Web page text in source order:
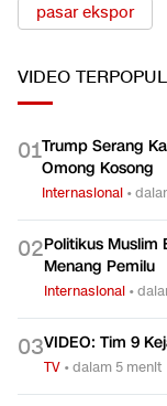
pasar ekspor
VIDEO
01Trump Serang
Omong Kosong
Internasional •
02Politikus Muslim
Menang Pemilu
Internasional •
03VIDEO: Tim 9
TV •dalam 5 menit